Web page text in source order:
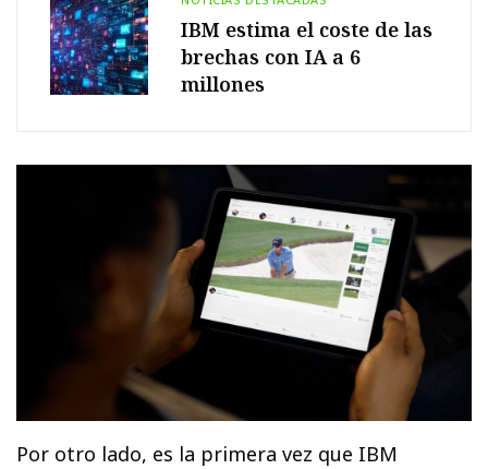
IBM estima el coste de las
brechas con IA a 6
millones
Por otro lado, es la primera vez que IBM